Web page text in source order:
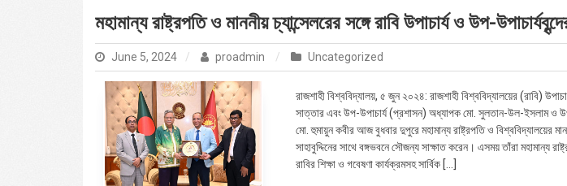
মহামান্য রাষ্ট্রপতি ও মাননীয় চ্যান্সেলরের সঙ্গে রাবি উপাচার্য ও উপ-
June 5, 2024 proadmin Uncategorized
রাজশাহী বিশ্ববিদ্যালয়, ৫ জুন ২০২৪: রাজশাহী বিশ্ববিদ্যালয়ের (রাবি)
সাত্তার এবং উপ-উপাচার্য (প্রশাসন) অধ্যাপক মো. সুলতান-উল-ইসলাম ও
মো. হুমায়ুন কবীর আজ বুধবার দুপুরে মহামান্য রাষ্ট্রপতি ও বিশ্ববিদ্যালয়ের
সাহাবুদ্দিনের সাথে বঙ্গভবনে সৌজন্য সাক্ষাত করেন। এসময় তাঁরা মহামান্য
রাবির শিক্ষা ও গবেষণা কার্যক্রমসহ সার্বিক […]